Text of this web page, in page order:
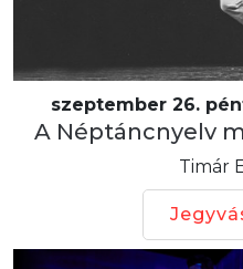
szeptember 26.
A Néptáncnyelv
Timár